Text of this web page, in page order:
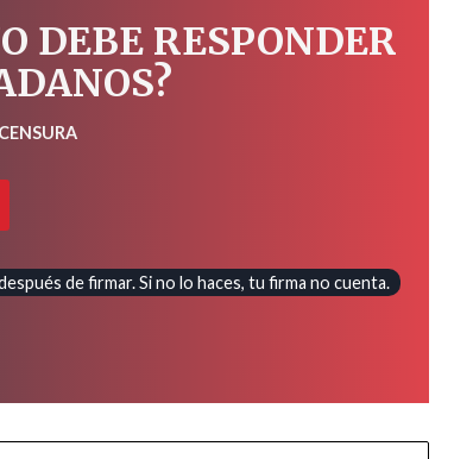
DEBE RESPONDER
de firmar. Si no lo haces, tu firma no cuenta.